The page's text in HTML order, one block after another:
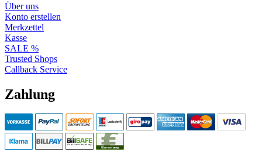
Über uns
Konto erstellen
Merkzettel
Kasse
SALE %
Trusted Shops
Callback Service
Zahlung